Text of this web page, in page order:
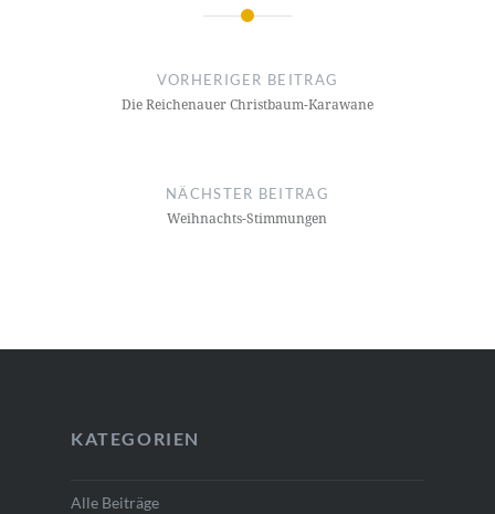
Beitragsnavigation
VORHERIGER BEITRAG
Die Reichenauer Christbaum-Karawane
NÄCHSTER BEITRAG
Weihnachts-Stimmungen
KATEGORIEN
Alle Beiträge